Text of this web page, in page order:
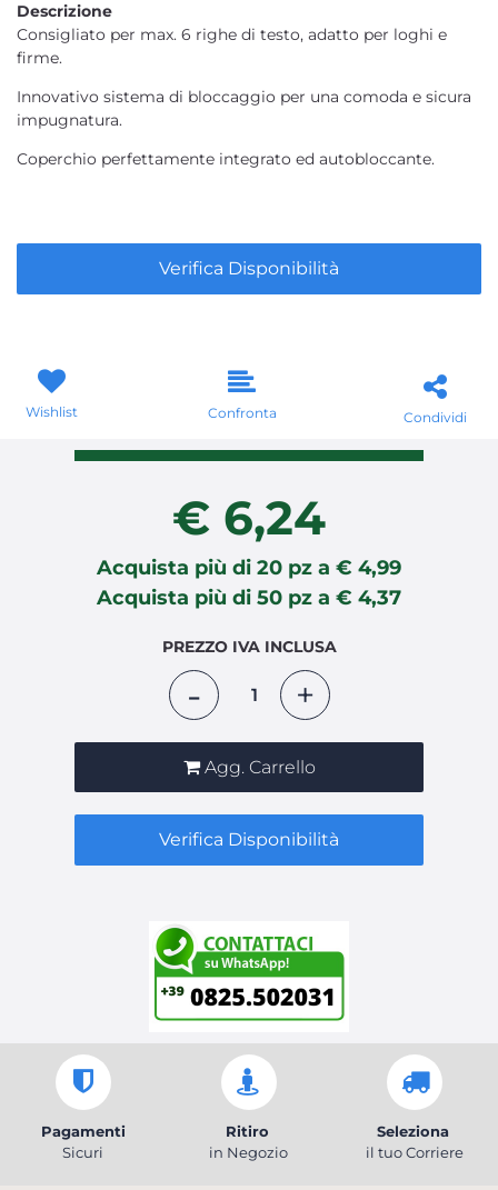
Descrizione
Consigliato per max. 6 righe di testo, adatto per loghi e
firme.
Innovativo sistema di bloccaggio per una comoda e sicura
impugnatura.
Coperchio perfettamente integrato ed autobloccante.
Verifica Disponibilità
Wishlist Confronta Condividi
€ 6,24
Acquista più di 20 pz a € 4,99
Acquista più di 50 pz a € 4,37
PREZZO IVA INCLUSA
Agg. Carrello
Verifica Disponibilità
Pagamenti
Sicuri
Ritiro
in Negozio
Seleziona
il tuo Corriere